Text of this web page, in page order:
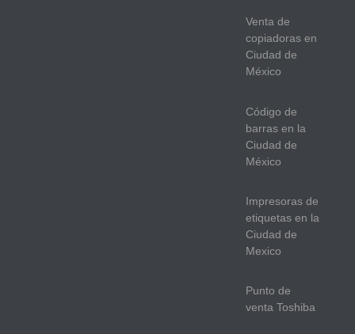
Venta de
copiadoras en
Ciudad de
México
Código de
barras en la
Ciudad de
México
Impresoras de
etiquetas en la
Ciudad de
Mexico
Punto de
venta Toshiba